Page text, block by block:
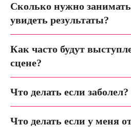
Сколько нужно
увидеть результаты?
Как часто будут
сцене?
Что делать если заболел?
Что делать если у меня